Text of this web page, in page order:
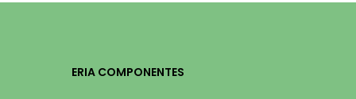
ERIA COMPONENTES